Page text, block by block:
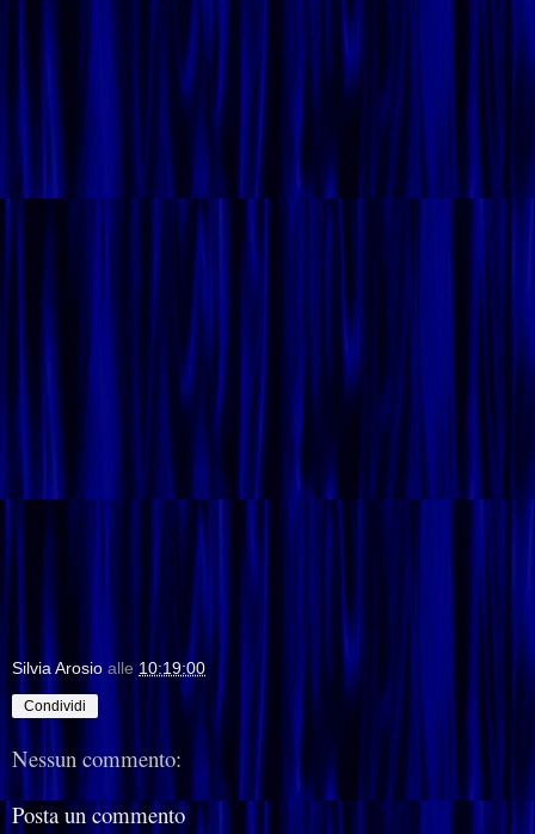
Silvia Arosio alle 10:19:00
Condividi
Nessun commento:
Posta un commento